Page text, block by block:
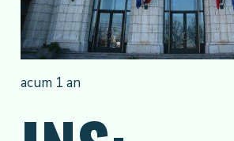
acum 1 an